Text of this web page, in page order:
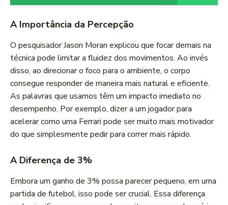
A Importância da Percepção
O pesquisador Jason Moran explicou que focar demais na
técnica pode limitar a fluidez dos movimentos. Ao invés
disso, ao direcionar o foco para o ambiente, o corpo
consegue responder de maneira mais natural e eficiente.
As palavras que usamos têm um impacto imediato no
desempenho. Por exemplo, dizer a um jogador para
acelerar como uma Ferrari pode ser muito mais motivador
do que simplesmente pedir para correr mais rápido.
A Diferença de 3%
Embora um ganho de 3% possa parecer pequeno, em uma
partida de futebol, isso pode ser crucial. Essa diferença